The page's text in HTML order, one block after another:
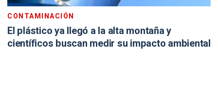
CONTAMINACIÓN
El plástico ya llegó a la alta montaña y
científicos buscan medir su impacto ambiental